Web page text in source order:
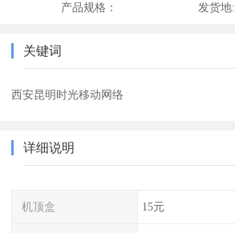
产品规格： 发货地:
关键词
西安昆明时光移动网络
详细说明
机顶盒 15元